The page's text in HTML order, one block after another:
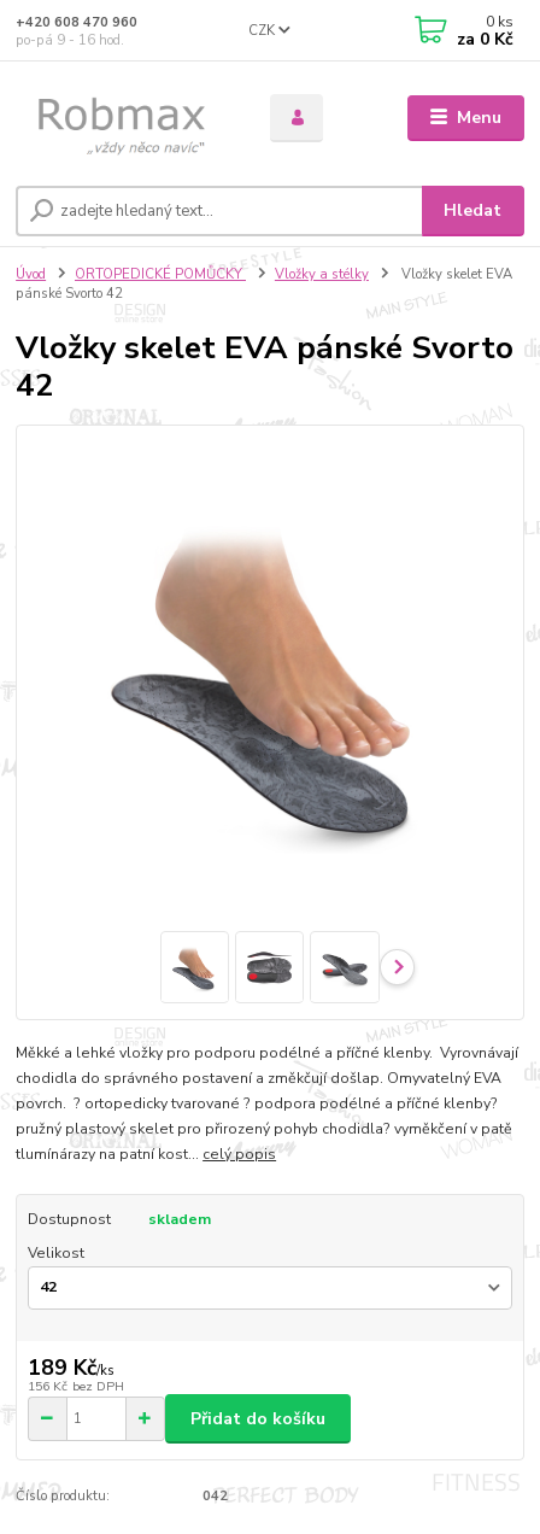
Menu
CZK
Hledat
+420 608 470 960
po-pá 9 - 16 hod.
0 ks
za 0 Kč
Úvod ORTOPEDICKÉ POMŮCKY Vložky a stélky
Vložky skelet EVA
pánské Svorto 42
Vložky skelet EVA pánské Svorto
42
Měkké a lehké vložky pro podporu podélné a příčné klenby. Vyrovnávají
chodidla do správného postavení a změkčují došlap. Omyvatelný EVA
povrch. ? ortopedicky tvarované ? podpora podélné a příčné klenby?
pružný plastový skelet pro přirozený pohyb chodidla? vyměkčení v patě
tlumínárazy na patní kost... celý popis
Dostupnost
skladem
Velikost
189 Kč/ks
156 Kč bez DPH
Přidat do košíku
Číslo produktu: 042